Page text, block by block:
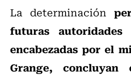
La determinación
futuras
encabezadas por el
Grange, concluyan